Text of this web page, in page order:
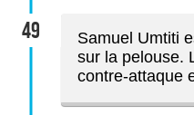
49
Samuel Umtiti
sur la pelouse.
contre-attaque